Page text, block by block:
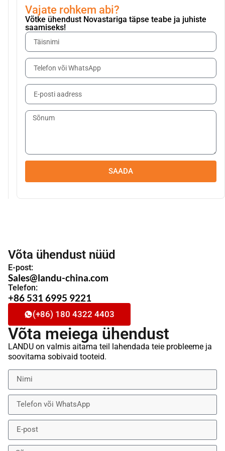
Vajate rohkem abi?
Võtke ühendust Novastariga täpse teabe ja juhiste
saamiseks!
SAADA
Võta ühendust nüüd
E-post:
Sales@landu-china.com
Telefon:
+86 531 6995 9221
(+86) 180 4322 4403
Võta meiega ühendust
LANDU on valmis aitama teil lahendada teie probleeme ja
soovitama sobivaid tooteid.